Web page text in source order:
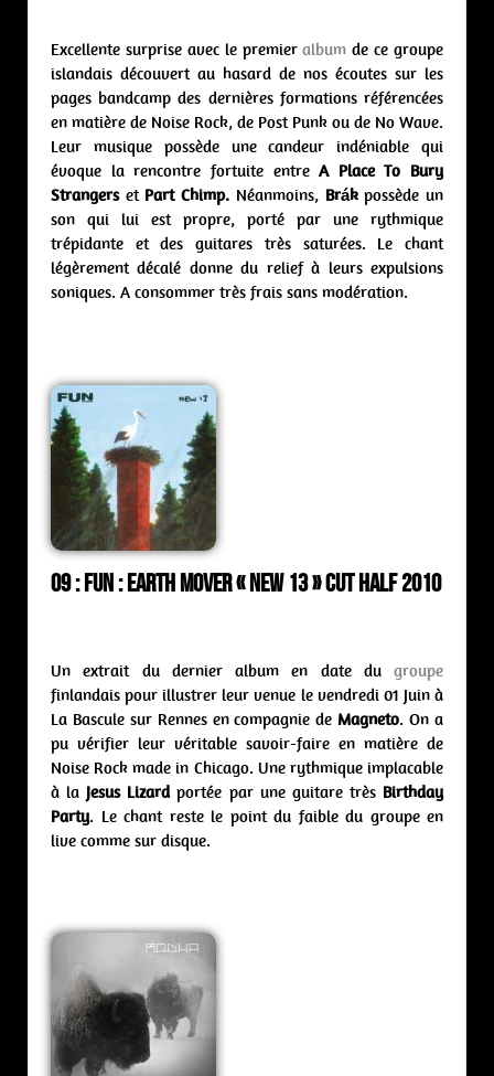
Excellente surprise avec le premieralbum de ce groupe
islandais découvert au hasard de nos écoutes sur les
pages bandcamp des dernières formations référencées
en matière de Noise Rock, de Post Punk ou de No Wave.
Leur musique possède une candeur indéniable qui
évoque la rencontre fortuite entreA Place To Bury
Strangerset Part Chimp. Néanmoins, Brákpossède un
son qui lui est propre, porté par une rythmique
trépidante et des guitares très saturées. Le chant
légèrement décalé donne du relief à leurs expulsions
soniques. A consommer très frais sans modération.
09 : Fun : earth mover « New 13 » Cut Half 2010
Un extrait du dernier album en date du groupe
finlandais pour illustrer leur venue le vendredi 01 Juin à
La Bascule sur Rennes en compagnie de Magneto. On a
pu vérifier leur véritable savoir-faire en matière de
Noise Rock made in Chicago. Une rythmique implacable
à la Jesus Lizardportée par une guitare très Birthday
Party. Le chant reste le point du faible du groupe en
live comme sur disque.